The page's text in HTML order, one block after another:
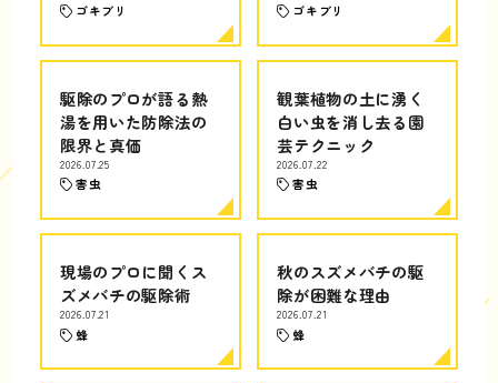
ゴキブリ ゴキブリ
駆除のプロが語る熱
湯を用いた防除法の
限界と真価
2026.07.25
害虫
観葉植物の土に湧く
白い虫を消し去る園
芸テクニック
2026.07.22
害虫
現場のプロに聞くス
ズメバチの駆除術
2026.07.21
蜂
秋のスズメバチの駆
除が困難な理由
2026.07.21
蜂